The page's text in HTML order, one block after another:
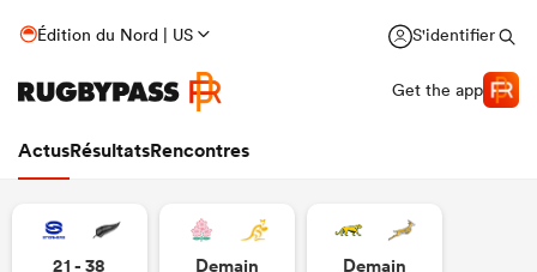
Édition du Nord | US S'identifier
Get the app
ActusRésultatsRencontres
21 - 38 Demain Demain